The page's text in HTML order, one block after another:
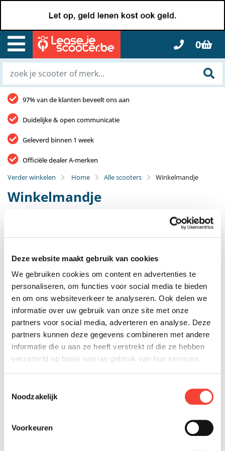
Deze website maakt gebruik van cookies
We gebruiken cookies om content en advertenties te
personaliseren, om functies voor social media te bieden
en om ons websiteverkeer te analyseren. Ook delen we
informatie over uw gebruik van onze site met onze
partners voor social media, adverteren en analyse. Deze
partners kunnen deze gegevens combineren met andere
informatie die u aan ze heeft verstrekt of die ze hebben
verzameld op basis van uw gebruik van hun services.
Noodzakelijk
Voorkeuren
0
97% van de klanten beveelt ons aan
Duidelijke & open communicatie
Geleverd binnen 1 week
Officiële dealer A-merken
Verder winkelen
Home Alle scooters Winkelmandje
Winkelmandje
de kredietcheck uit en zorgen ervoor dat jouw scooter binnen
1 à 2 weken geleverd wordt.
Snel geregeld, zorgeloos genieten!
Zo werkt het:
Vul je gegevens in en dien je aanvraag in voor de
kredietcheck.
Ons team neemt daarna contact met je op om alles te
Soms vragen we nog enkele documenten om je dossier
compleet te maken.